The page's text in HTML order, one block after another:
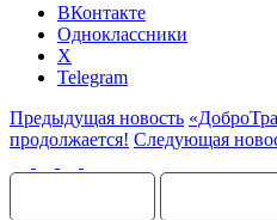
ВКонтакте
Одноклассники
X
Telegram
Предыдущая новость
продолжается! Следующая